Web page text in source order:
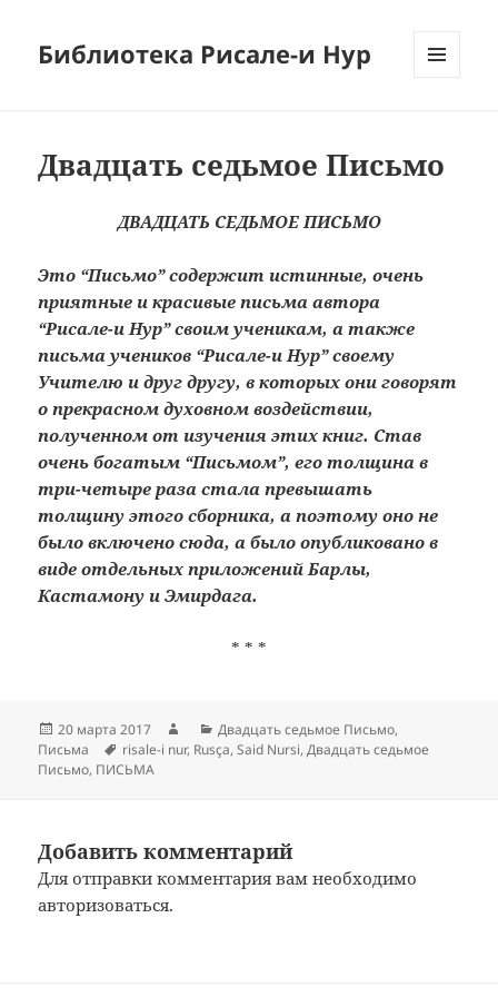
Библиотека Рисале-и Нур
Двадцать седьмое Письмо
ДВАДЦАТЬ СЕДЬМОЕ ПИСЬМО
Это “Письмо” содержит истинные, очень
приятные и красивые письма автора
“Рисале-и Нур” своим ученикам, а также
письма учеников “Рисале-и Нур” своему
Учителю и друг другу, в которых они говорят
о прекрасном духовном воздействии,
полученном от изучения этих книг. Став
очень богатым “Письмом”, его толщина в
три-четыре раза стала превышать
толщину этого сборника, а поэтому оно не
было включено сюда, а было опубликовано в
виде отдельных приложений Барлы,
Кастамону и Эмирдага.
* * *
Опубликовано
20 марта 2017 АвторРубрики
Двадцать седьмое Письмо,
Письма
Метки
risale-i nur, Rusça,Said Nursi,Двадцать седьмое
Письмо, ПИСЬМА
Добавить комментарий
Для отправки комментария вам необходимо
авторизоваться.